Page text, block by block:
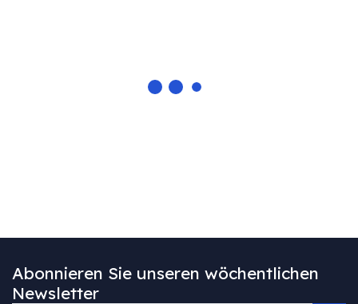
Abonnieren Sie unseren wöchentlichen
Newsletter